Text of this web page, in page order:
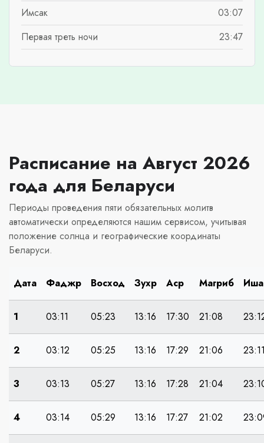
Имсак
03:07
Первая треть ночи
23:47
Расписание на Август 2026
года для Беларуси
Периоды проведения пяти обязательных молитв
автоматически определяются нашим сервисом, учитывая
положение солнца и географические координаты
Беларуси.
Дата Фаджр Восход Зухр Аср Магриб Иша
1 03:11 05:23 13:16 17:30 21:08
2 03:12 05:25 13:16 17:29 21:06
3 03:13 05:27 13:16 17:28 21:04
4 03:14 05:29 13:16 17:27 21:02